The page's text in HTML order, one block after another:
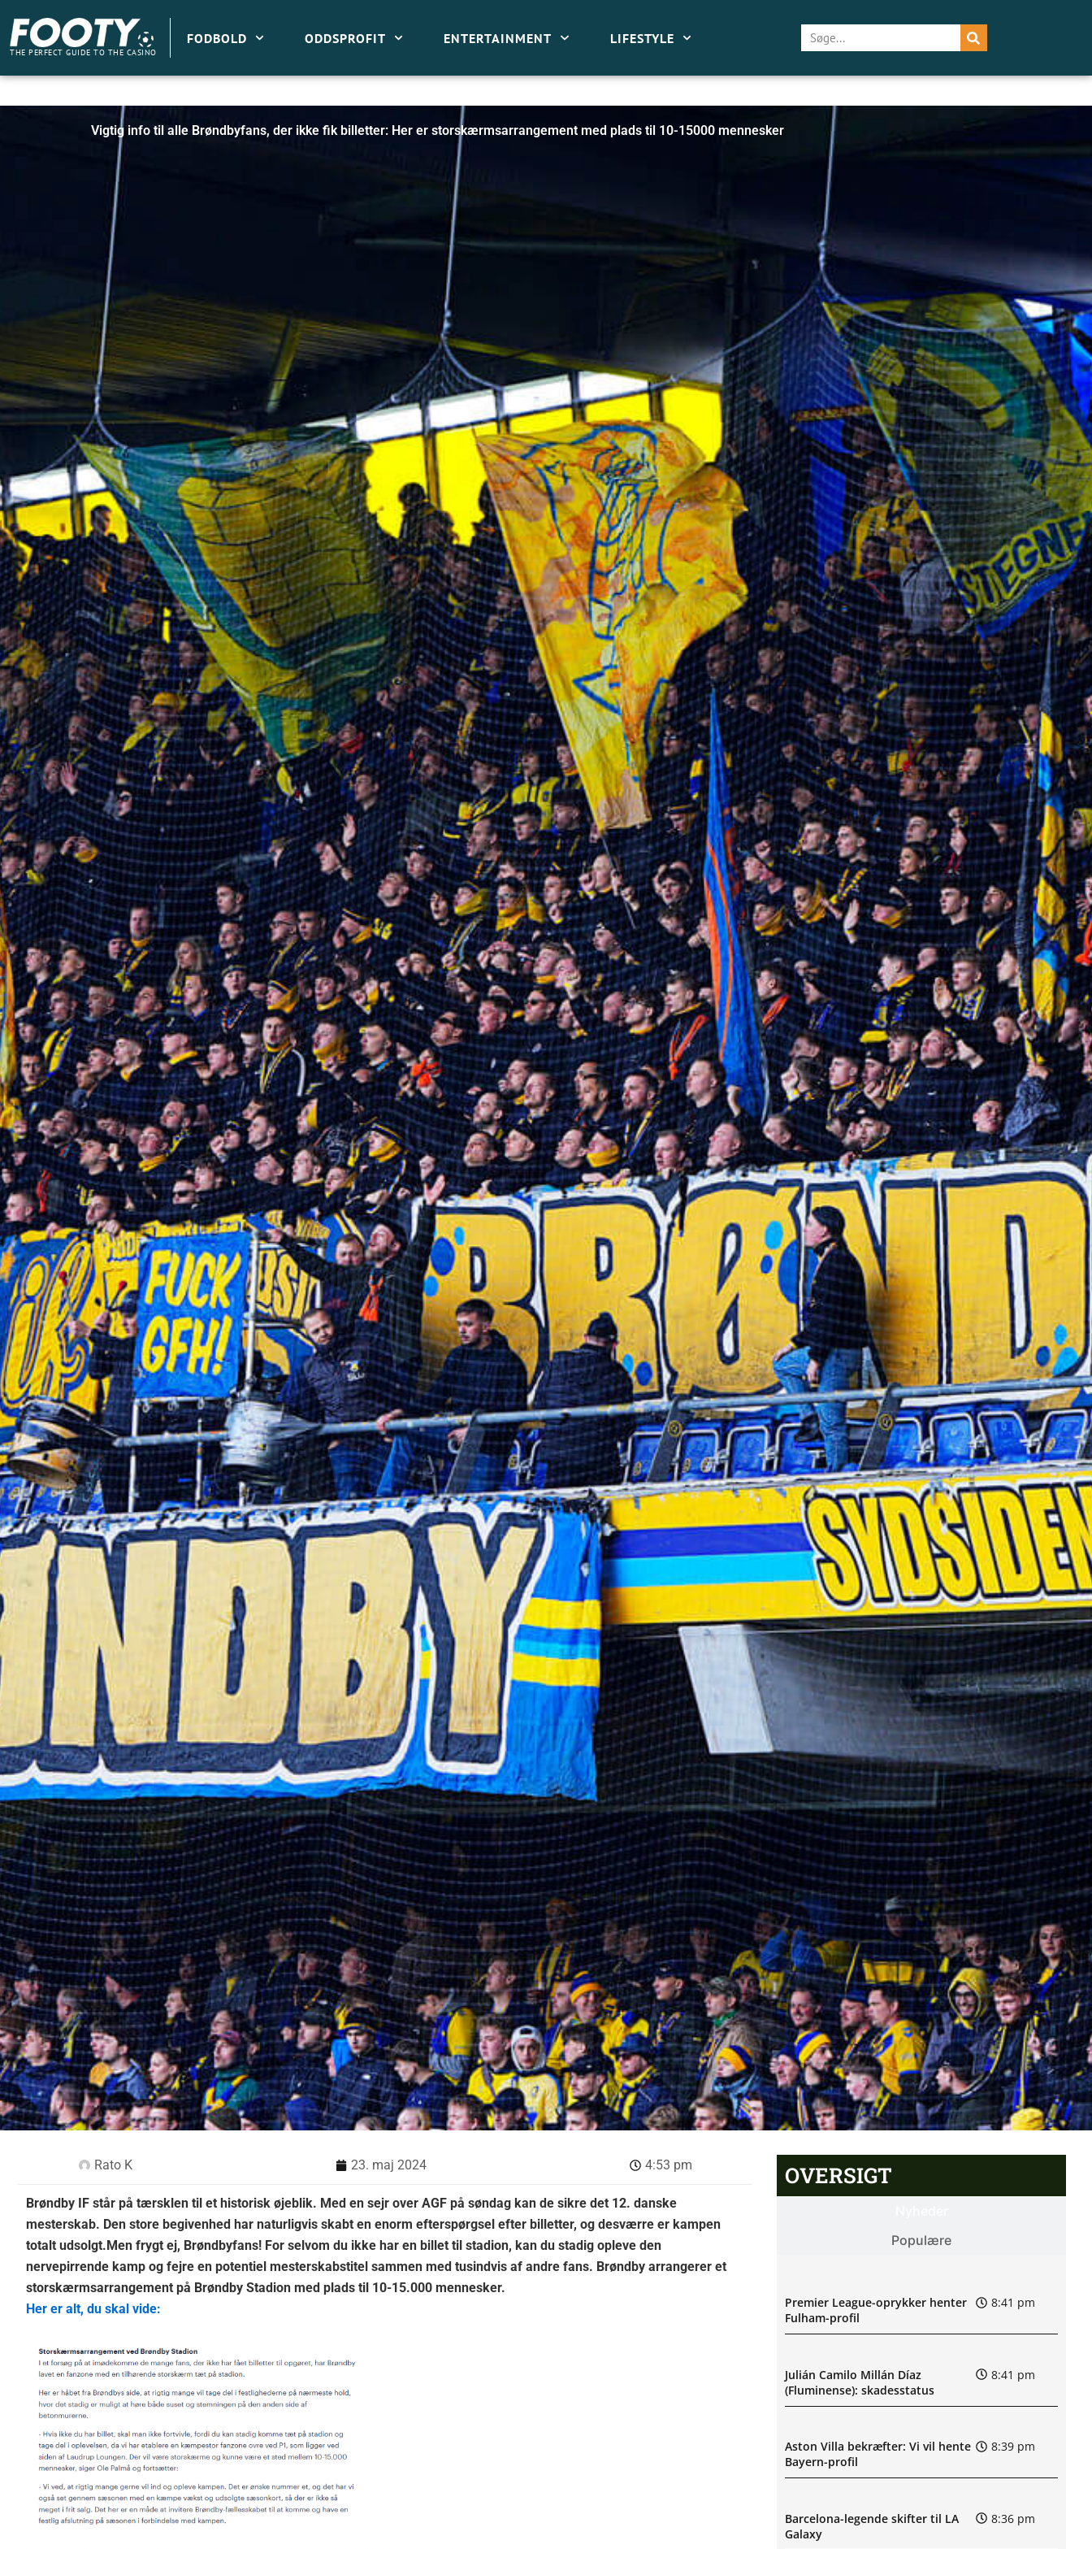
indholdet
THE PERFECT GUIDE TO THE CASINO
FODBOLD ODDSPROFIT ENTERTAINMENT LIFESTYLE Søg
Vigtig info til alle Brøndbyfans, der ikke fik billetter: Her er storskærmsarrangement med plads til 10-15000 mennesker
Rato K 23. maj 2024 4:53 pm
Brøndby IF står på tærsklen til et historisk øjeblik. Med en sejr over AGF på søndag kan de sikre det 12. danske
mesterskab. Den store begivenhed har naturligvis skabt en enorm efterspørgsel efter billetter, og desværre er kampen
totalt udsolgt.Men frygt ej, Brøndbyfans! For selvom du ikke har en billet til stadion, kan du stadig opleve den
nervepirrende kamp og fejre en potentiel mesterskabstitel sammen med tusindvis af andre fans. Brøndby arrangerer et
storskærmsarrangement på Brøndby Stadion med plads til 10-15.000 mennesker.
Her er alt, du skal vide:
OVERSIGT
Populære
Premier League-oprykker henter
Fulham-profil
8:41 pm
Julián Camilo Millán Díaz
(Fluminense): skadesstatus
8:41 pm
Aston Villa bekræfter: Vi vil hente
Bayern-profil
8:39 pm
Barcelona-legende skifter til LA
Galaxy
8:36 pm